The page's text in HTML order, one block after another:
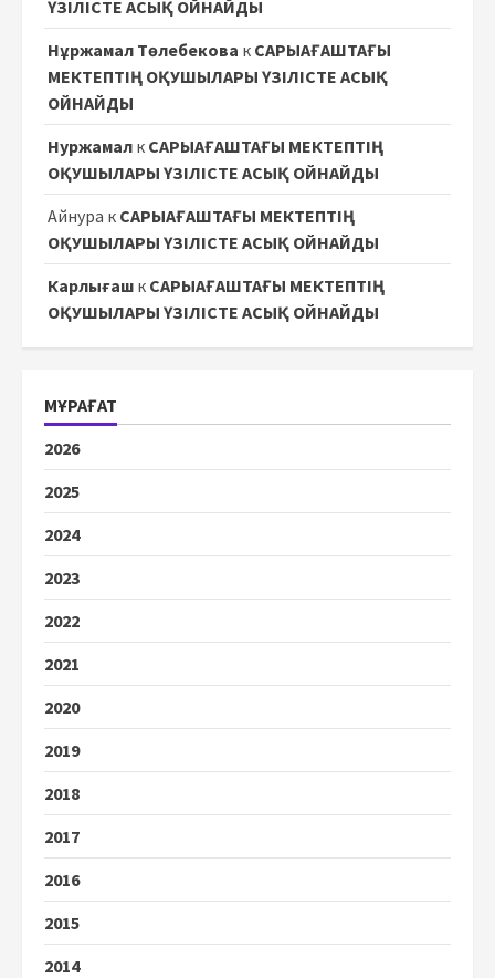
ҮЗІЛІСТЕ АСЫҚ ОЙНАЙДЫ
Нұржамал Төлебекова к САРЫАҒАШТАҒЫ
МЕКТЕПТІҢ ОҚУШЫЛАРЫ ҮЗІЛІСТЕ АСЫҚ
ОЙНАЙДЫ
Нуржамал к САРЫАҒАШТАҒЫ МЕКТЕПТІҢ
ОҚУШЫЛАРЫ ҮЗІЛІСТЕ АСЫҚ ОЙНАЙДЫ
Айнура к САРЫАҒАШТАҒЫ МЕКТЕПТІҢ
ОҚУШЫЛАРЫ ҮЗІЛІСТЕ АСЫҚ ОЙНАЙДЫ
Карлығаш к САРЫАҒАШТАҒЫ МЕКТЕПТІҢ
ОҚУШЫЛАРЫ ҮЗІЛІСТЕ АСЫҚ ОЙНАЙДЫ
МҰРАҒАТ
2026
2025
2024
2023
2022
2021
2020
2019
2018
2017
2016
2015
2014